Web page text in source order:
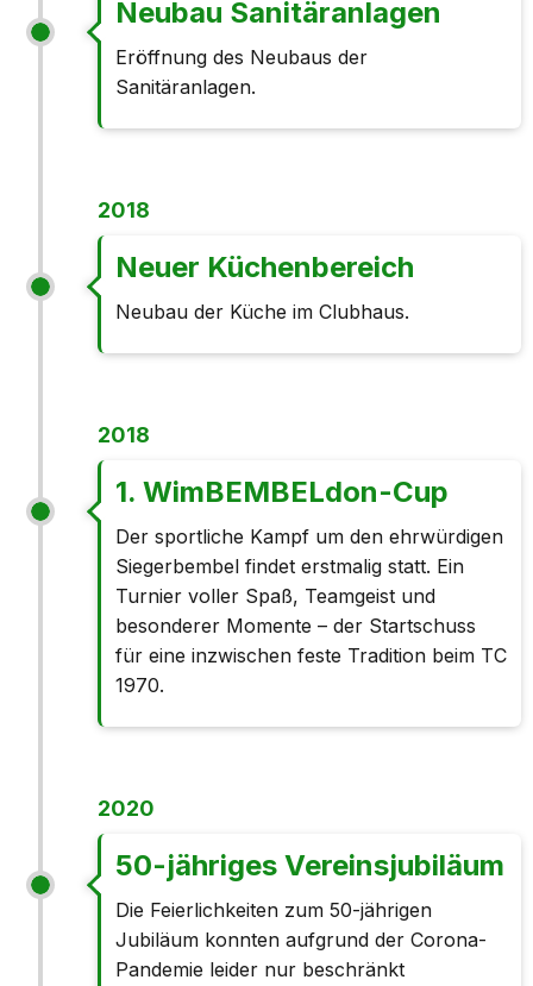
Neubau Sanitäranlagen
Eröffnung des Neubaus der
Sanitäranlagen.
2018
Neuer Küchenbereich
Neubau der Küche im Clubhaus.
2018
1. WimBEMBELdon-Cup
Der sportliche Kampf um den ehrwürdigen
Siegerbembel findet erstmalig statt. Ein
Turnier voller Spaß, Teamgeist und
besonderer Momente – der Startschuss
für eine inzwischen feste Tradition beim TC
1970.
2020
50-jähriges Vereinsjubiläum
Die Feierlichkeiten zum 50-jährigen
Jubiläum konnten aufgrund der Corona-
Pandemie leider nur beschränkt